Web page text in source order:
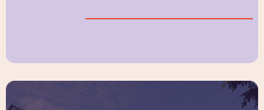
een aangenaam binnenklimaat.